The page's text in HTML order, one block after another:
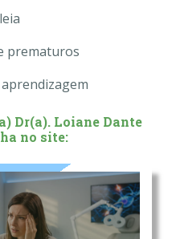
prematuros
Dr(a). Loiane Dante
no site: